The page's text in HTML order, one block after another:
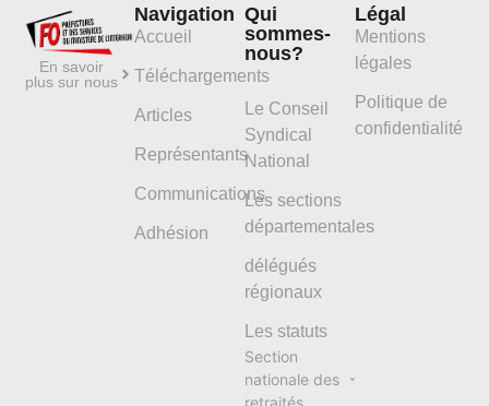
En savoir
plus sur nous
Navigation
Accueil
Téléchargements
Articles
Représentants
Communications
Adhésion
Qui
sommes-
nous?
Le Conseil
Syndical
National
Les sections
départementales
délégués
régionaux
Les statuts
Section
nationale des
retraités
Légal
Mentions
légales
Politique de
confidentialité